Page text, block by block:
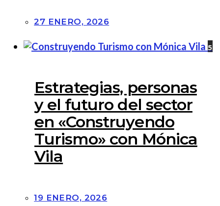
27 ENERO, 2026
5
Estrategias, personas
y el futuro del sector
en «Construyendo
Turismo» con Mónica
Vila
19 ENERO, 2026